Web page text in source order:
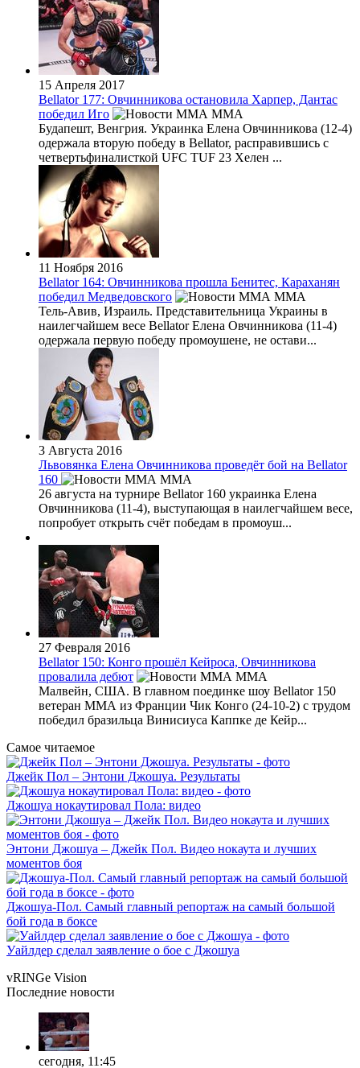
15 Апреля 2017
Bellator 177: Овчинникова остановила Харпер, Дантас
победил Иго
MMA
Будапешт, Венгрия. Украинка Елена Овчинникова (12-4)
одержала вторую победу в Bellator, расправившись с
четвертьфиналисткой UFC TUF 23 Хелен ...
11 Ноября 2016
Bellator 164: Овчинникова прошла Бенитес, Караханян
победил Медведовского
MMA
Тель-Авив, Израиль. Представительница Украины в
наилегчайшем весе Bellator Елена Овчинникова (11-4)
одержала первую победу промоушене, не остави...
3 Августа 2016
Львовянка Елена Овчинникова проведёт бой на Bellator
160
MMA
26 августа на турнире Bellator 160 украинка Елена
Овчинникова (11-4), выступающая в наилегчайшем весе,
попробует открыть счёт победам в промоуш...
27 Февраля 2016
Bellator 150: Конго прошёл Кейроса, Овчинникова
провалила дебют
MMA
Малвейн, США. В главном поединке шоу Bellator 150
ветеран ММА из Франции Чик Конго (24-10-2) с трудом
победил бразильца Винисиуса Каппке де Кейр...
Самое читаемое
Джейк Пол – Энтони Джошуа. Результаты
Джошуа нокаутировал Пола: видео
Энтони Джошуа – Джейк Пол. Видео нокаута и лучших
моментов боя
Джошуа-Пол. Самый главный репортаж на самый большой
бой года в боксе
Уайлдер сделал заявление о бое с Джошуа
vRINGe Vision
Последние новости
сегодня, 11:45